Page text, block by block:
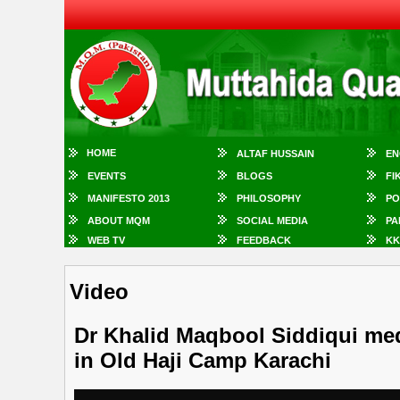
HOME ALTAF HUSSAIN
EVENTS BLOGS
MANIFESTO 2013 PHILOSOPHY
ABOUT MQM SOCIAL MEDIA
WEB TV
FEEDBACK
Video
Dr Khalid Maqbool Siddiqui
in Old Haji Camp Karachi